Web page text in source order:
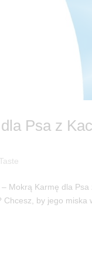
Psa z
Mokrą Karmę dla
by jego